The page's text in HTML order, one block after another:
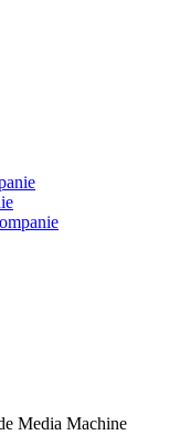
Media Machine